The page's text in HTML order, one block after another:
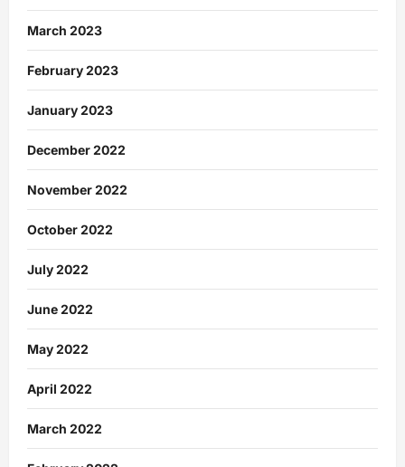
March 2023
February 2023
January 2023
December 2022
November 2022
October 2022
July 2022
June 2022
May 2022
April 2022
March 2022